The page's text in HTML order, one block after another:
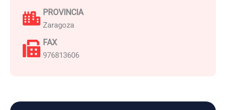
PROVINCIA
Zaragoza
FAX
976813606